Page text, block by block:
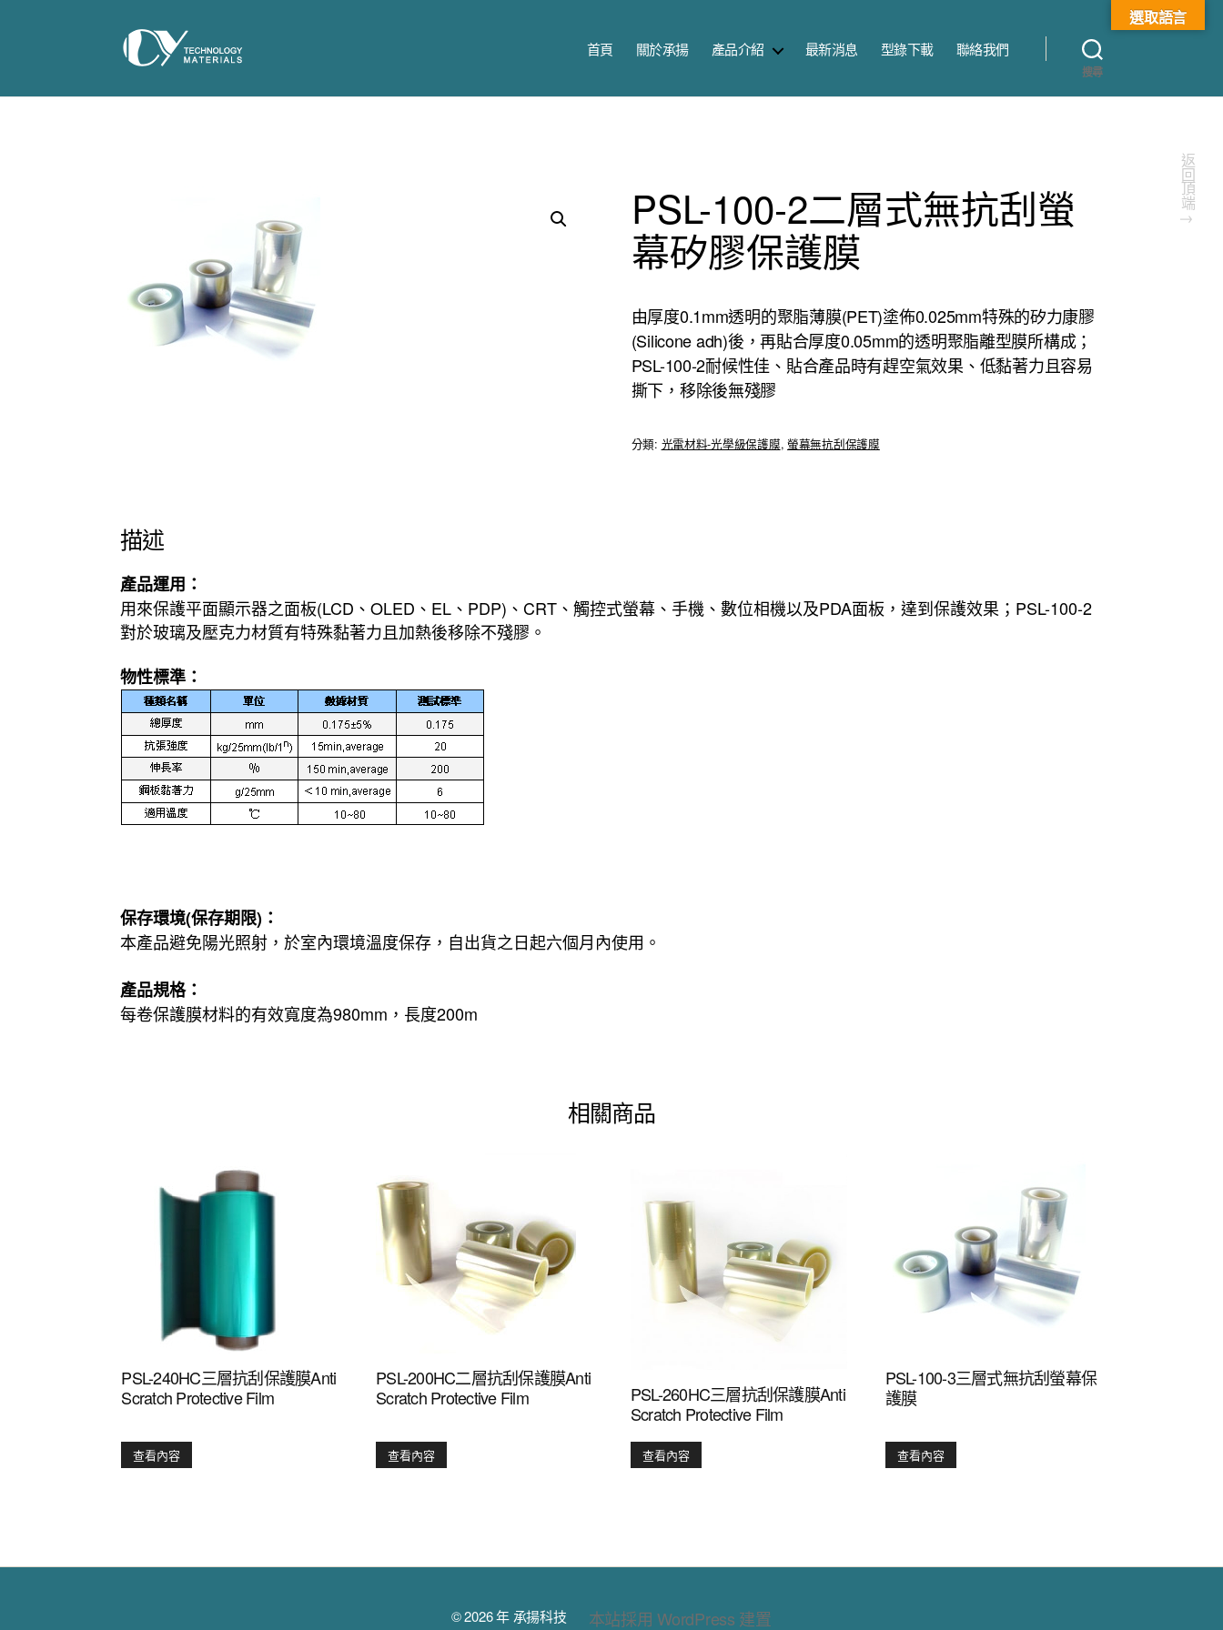
揚
首頁 關於承揚 產品介紹 最新消息 型錄下載 聯絡我們
搜尋
PSL-100-2二層式無抗刮螢
幕矽膠保護膜
由厚度0.1mm透明的聚脂薄膜(PET)塗佈0.025mm特殊的矽力康膠
(Silicone adh)後，再貼合厚度0.05mm的透明聚脂離型膜所構成；
PSL-100-2耐候性佳、貼合產品時有趕空氣效果、低黏著力且容易
撕下，移除後無殘膠
分類: 光電材料-光學級保護膜,螢幕無抗刮保護膜
描述
產品運用：
用來保護平面顯示器之面板(LCD、OLED、EL、PDP)、CRT、觸控式螢幕、手機、數位相機以及PDA面板，達到保護效果；PSL-100-2
對於玻璃及壓克力材質有特殊黏著力且加熱後移除不殘膠。
物性標準：
保存環境(保存期限)：
本產品避免陽光照射，於室內環境溫度保存，自出貨之日起六個月內使用。
產品規格：
每卷保護膜材料的有效寬度為980mm，長度200m
相關商品
PSL-240HC三層抗刮保護膜Anti
Scratch Protective Film
查看內容
PSL-200HC二層抗刮保護膜Anti
Scratch Protective Film
查看內容
PSL-260HC三層抗刮保護膜Anti
Scratch Protective Film
查看內容
PSL-100-3三層式無抗刮螢幕保
護膜
查看內容
© 2026 年承揚科技 本站採用 WordPress 建置
返回頂端
↑
選取語言